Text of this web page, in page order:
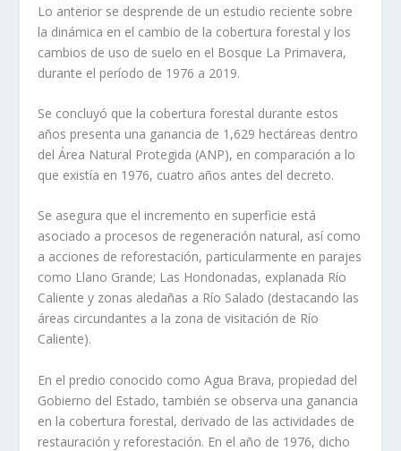
Lo anterior se desprende de un estudio reciente sobre
la dinámica en el cambio de la cobertura forestal y los
cambios de uso de suelo en el Bosque La Primavera,
durante el período de 1976 a 2019.
Se concluyó que la cobertura forestal durante estos
años presenta una ganancia de 1,629 hectáreas dentro
del Área Natural Protegida (ANP), en comparación a lo
que existía en 1976, cuatro años antes del decreto.
Se asegura que el incremento en superficie está
asociado a procesos de regeneración natural, así como
a acciones de reforestación, particularmente en parajes
como Llano Grande; Las Hondonadas, explanada Río
Caliente y zonas aledañas a Río Salado (destacando las
áreas circundantes a la zona de visitación de Río
Caliente).
En el predio conocido como Agua Brava, propiedad del
Gobierno del Estado, también se observa una ganancia
en la cobertura forestal, derivado de las actividades de
restauración y reforestación. En el año de 1976, dicho